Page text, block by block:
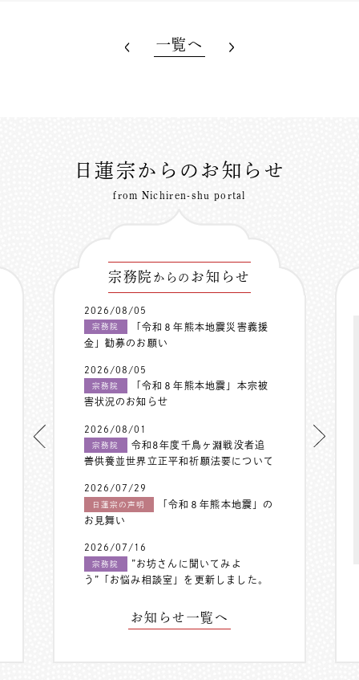
一覧へ
日蓮宗からのお知らせ
from Nichiren-shu portal
宗務院 からの お知らせ
2026/08/05
宗務院
「令和８年熊本地震災害義援
金」勧募のお願い
2026/08/05
宗務院
「令和８年熊本地震」本宗被
害状況のお知らせ
2026/08/01
宗務院
令和8年度千鳥ヶ淵戦没者追
善供養並世界立正平和祈願法要について
2026/07/29
日蓮宗の声明
「令和８年熊本地震」の
お見舞い
2026/07/16
宗務院
”お坊さんに聞いてみよ
う”「お悩み相談室」を更新しました。
お知らせ一覧へ